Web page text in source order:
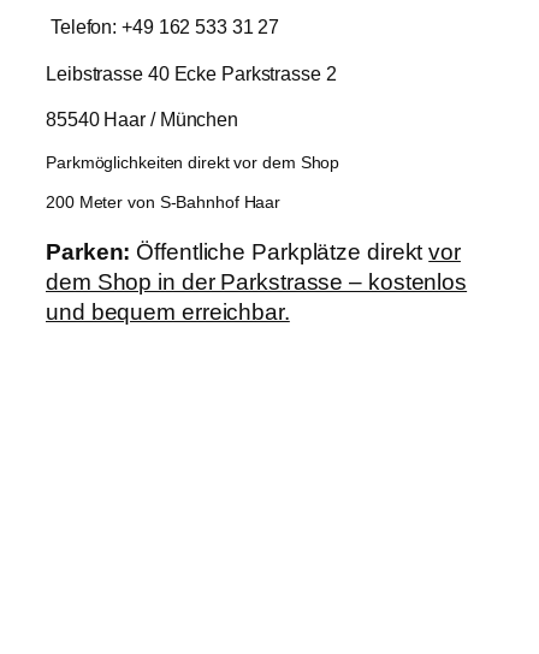
Telefon: +49 162 533 31 27
Leibstrasse 40 Ecke Parkstrasse 2
85540 Haar / München
Parkmöglichkeiten direkt vor dem Shop
200 Meter von S-Bahnhof Haar
Parken: Öffentliche Parkplätze direktvor
dem Shop in der Parkstrasse – kostenlos
und bequem erreichbar.